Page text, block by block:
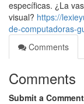
específicas. ¿La
visual? https://
de-computadoras-
Comments
Comments
Submit a Comment